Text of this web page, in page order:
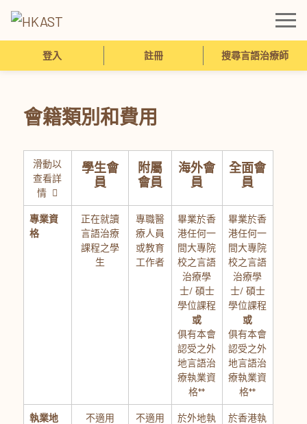
登入 註冊 搜尋言語治療師
會籍類別和費用
滑動以
查看詳
情
學生會
員
附屬
會員
海外會
員
全面會
員
專業資
格
正在就讀
言語治療
課程之學
生
專職醫
療人員
或教育
工作者
畢業於香
港任何一
間大專院
校之言語
治療學
士/ 碩士
學位課程
或
俱有本會
認受之外
地言語治
療執業資
格**
畢業於香
港任何一
間大專院
校之言語
治療學
士/ 碩士
學位課程
或
俱有本會
認受之外
地言語治
療執業資
格**
執業地
不適用 不適用
於外地執
於香港執